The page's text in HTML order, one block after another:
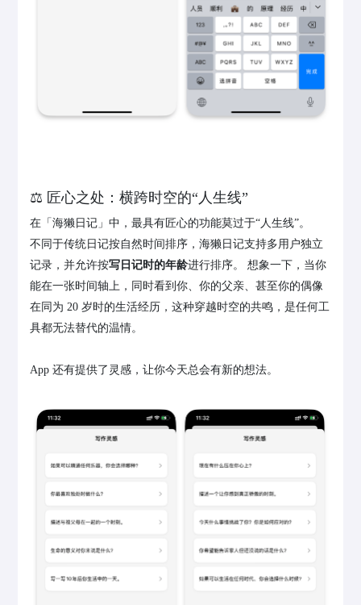
⚖️ 匠心之处：横跨时空的“人生线”
在「海獭日记」中，最具有匠心的功能莫过于“人生线”。
不同于传统日记按自然时间排序，海獭日记支持多用户独立
记录，并允许按写日记时的年龄进行排序。 想象一下，当你
能在一张时间轴上，同时看到你、你的父亲、甚至你的偶像
在同为 20 岁时的生活经历，这种穿越时空的共鸣，是任何工
具都无法替代的温情。
App 还有提供了灵感，让你今天总会有新的想法。